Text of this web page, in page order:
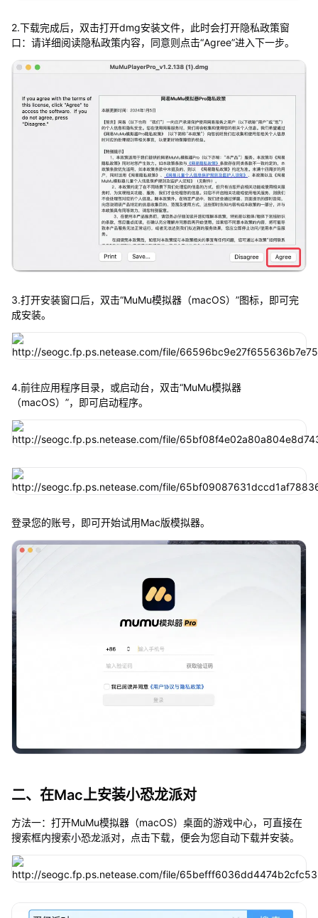
2.下载完成后，双击打开dmg安装文件，此时会打开隐私政策窗
口：请详细阅读隐私政策内容，同意则点击“Agree”进入下一步。
3.打开安装窗口后，双击“MuMu模拟器（macOS）”图标，即可完
成安装。
4.前往应用程序目录，或启动台，双击“MuMu模拟器
（macOS）”，即可启动程序。
登录您的账号，即可开始试用Mac版模拟器。
二、在Mac上安装小恐龙派对
方法一：打开MuMu模拟器（macOS）桌面的游戏中心，可直接在
搜索框内搜索小恐龙派对，点击下载，便会为您自动下载并安装。